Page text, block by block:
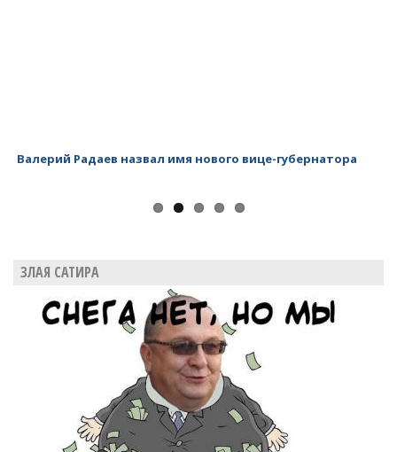
Валерий Радаев назвал имя нового вице-губернатора
ЗЛАЯ САТИРА